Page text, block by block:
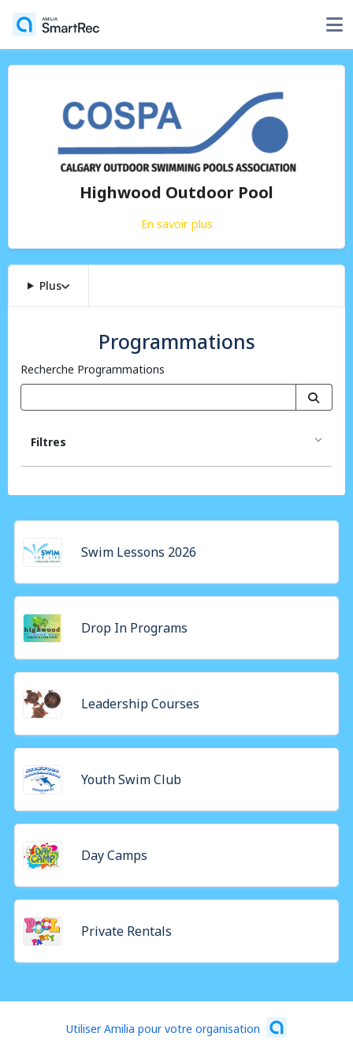
Highwood Outdoor Pool
En savoir plus
Plus
Programmations
Recherche Programmations
Filtres
Swim Lessons 2026
Drop In Programs
Leadership Courses
Youth Swim Club
Day Camps
Private Rentals
Utiliser Amilia pour votre organisation